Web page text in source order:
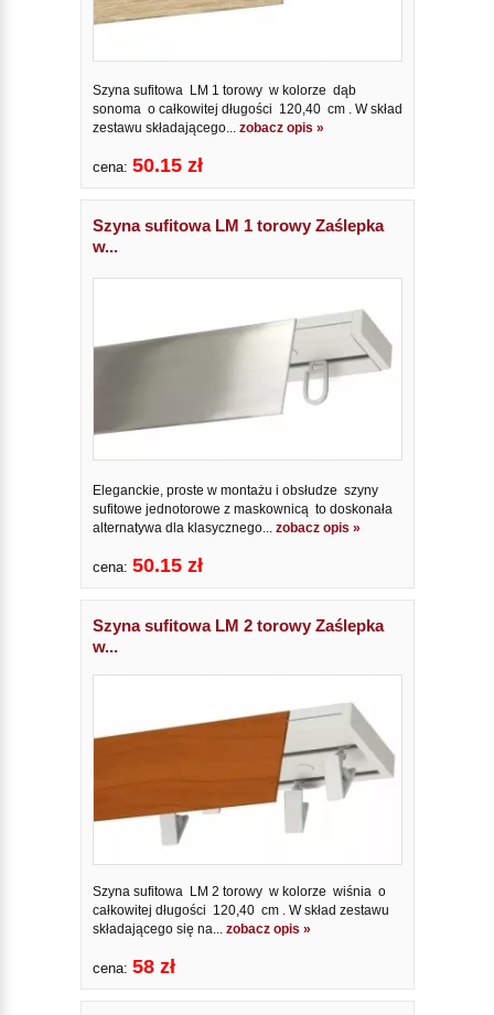
Szyna sufitowa LM 1 torowy w kolorze dąb
sonoma o całkowitej długości 120,40 cm . W skład
zestawu składającego... zobacz opis »
cena: 50.15 zł
Szyna sufitowa LM 1 torowy Zaślepka
w...
Eleganckie, proste w montażu i obsłudze szyny
sufitowe jednotorowe z maskownicą to doskonała
alternatywa dla klasycznego... zobacz opis »
cena: 50.15 zł
Szyna sufitowa LM 2 torowy Zaślepka
w...
Szyna sufitowa LM 2 torowy w kolorze wiśnia o
całkowitej długości 120,40 cm . W skład zestawu
składającego się na... zobacz opis »
cena: 58 zł